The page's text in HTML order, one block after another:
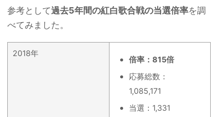
参考として過去5年間の紅白歌合戦の当選倍率を調
べてみました。
2018年
倍率：815倍
応募総数：
1,085,171
当選：1,331